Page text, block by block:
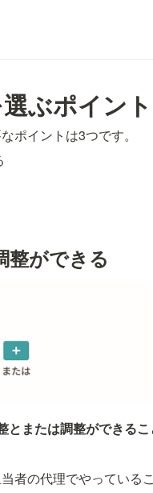
ぶポイント
ポイントは3つです。
ができる
とまたは調整ができるこ
者の代理でやっている